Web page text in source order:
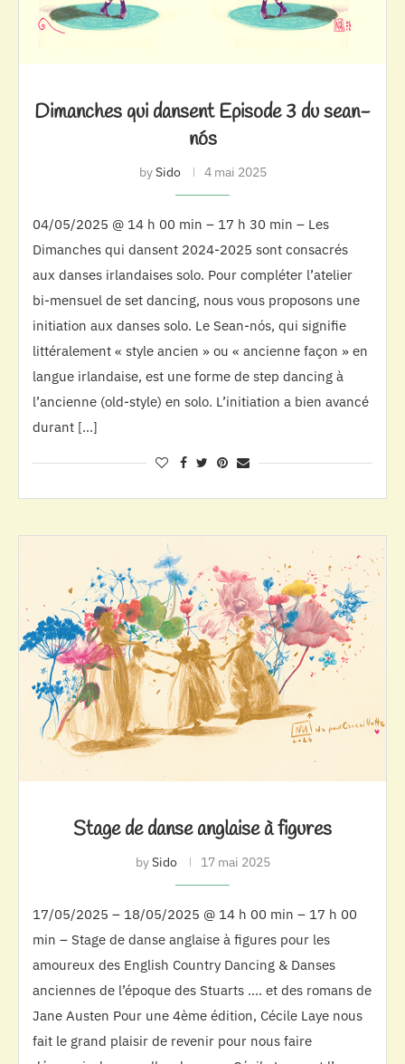
Dimanches qui dansent Episode 3 du sean-
nós
bySido 4 mai 2025
04/05/2025 @ 14 h 00 min – 17 h 30 min – Les
Dimanches qui dansent 2024-2025 sont consacrés
aux danses irlandaises solo. Pour compléter l’atelier
bi-mensuel de set dancing, nous vous proposons une
initiation aux danses solo. Le Sean-nós, qui signifie
littéralement « style ancien » ou « ancienne façon » en
langue irlandaise, est une forme de step dancing à
l’ancienne (old-style) en solo. L’initiation a bien avancé
durant […]
Stage de danse anglaise à figures
bySido 17 mai 2025
17/05/2025 – 18/05/2025 @ 14 h 00 min – 17 h 00
min – Stage de danse anglaise à figures pour les
amoureux des English Country Dancing & Danses
anciennes de l’époque des Stuarts …. et des romans de
Jane Austen Pour une 4ème édition, Cécile Laye nous
fait le grand plaisir de revenir pour nous faire